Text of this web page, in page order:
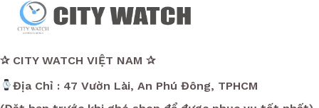
✰ CITY WATCH VIỆT NAM ✰
Địa Chỉ : 47 Vườn Lài, An Phú Đông, TPHCM